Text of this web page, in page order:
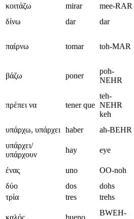
κοιτάζω
mirar mee-RAR
δίνω
dar dar
παίρνω tomar toh-MAR
βάζω poner
poh-
NEHR
πρέπει να tener que
teh-
NEHR
keh
υπάρχω, υπάρχει haber ah-BEHR
υπάρχει/
υπάρχουν
hay eye
ένας uno OO-noh
δύο
dos dohs
τρία
tres trehs
BWEH-